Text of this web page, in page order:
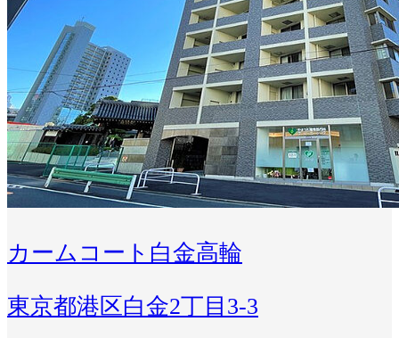
カームコート白金高輪
東京都港区白金2丁目3-3